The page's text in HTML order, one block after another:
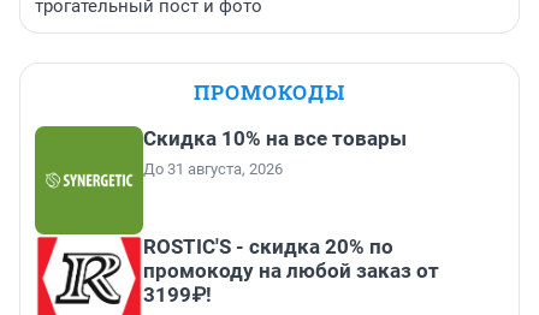
трогательный пост и фото
ПРОМОКОДЫ
Скидка 10% на все товары
До 31 августа, 2026
ROSTIC'S - скидка 20% по
промокоду на любой заказ от
3199₽!